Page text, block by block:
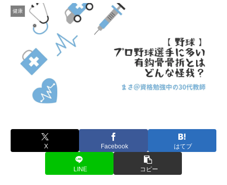
健康
X Facebook はてブ
LINE コピー